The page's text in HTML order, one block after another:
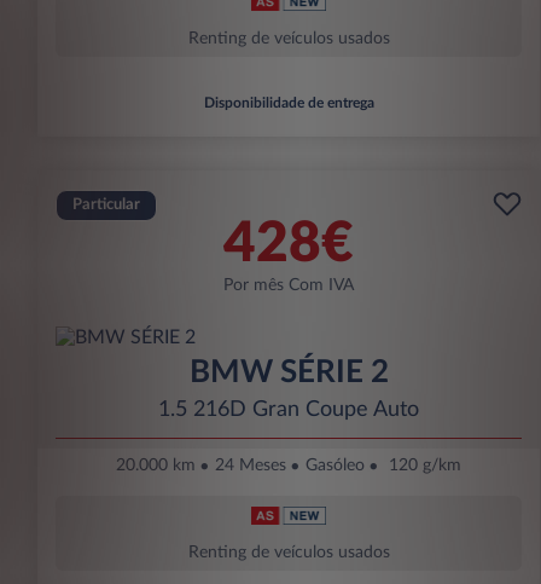
Renting de veículos usados
Disponibilidade de entrega
Particular
428€
Por mês Com IVA
BMW SÉRIE 2
1.5 216D Gran Coupe Auto
20.000 km 24 Meses Gasóleo 120 g/km
Renting de veículos usados